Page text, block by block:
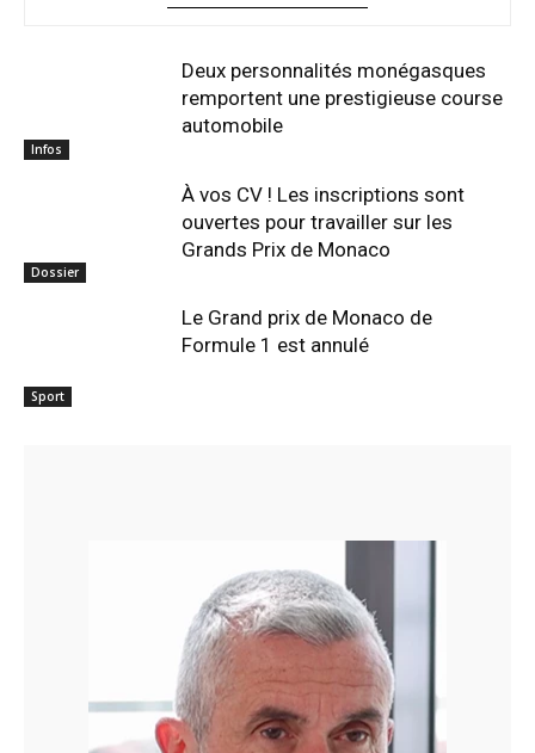
Infos
Deux personnalités monégasques
remportent une prestigieuse course
automobile
Dossier
À vos CV ! Les inscriptions sont
ouvertes pour travailler sur les
Grands Prix de Monaco
Sport
Le Grand prix de Monaco de
Formule 1 est annulé